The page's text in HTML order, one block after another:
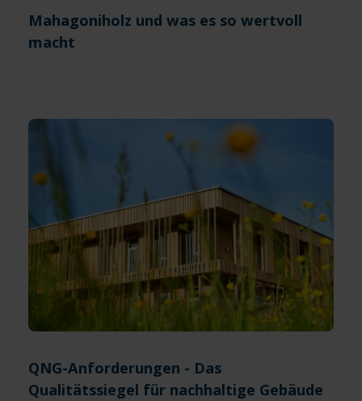
Mahagoniholz und was es so wertvoll
macht
QNG-Anforderungen - Das
Qualitätssiegel für nachhaltige Gebäude